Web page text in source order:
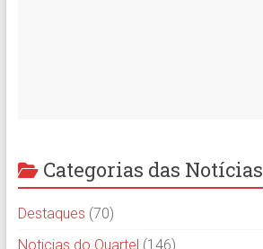
Categorias das Notícias
Destaques (70)
Noticias do Quartel (146)